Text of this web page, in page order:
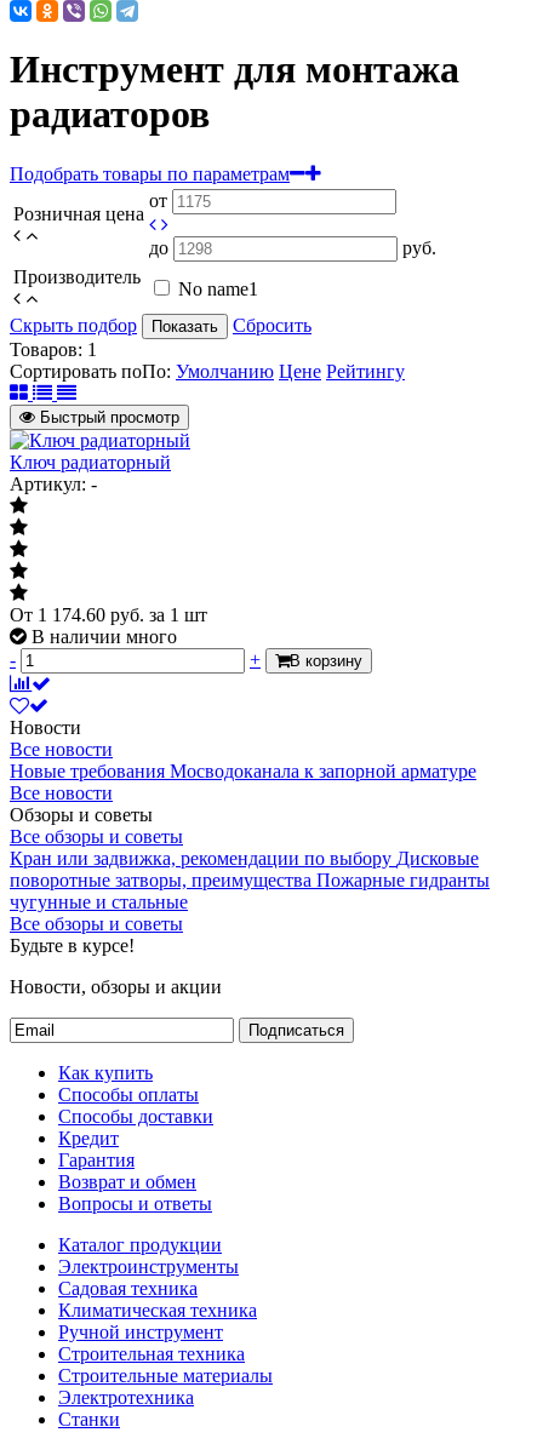
Инструмент для монтажа
радиаторов
Подобрать товары по параметрам
Розничная цена
от
до
руб.
Производитель
No name1
Скрыть подбор
Показать
Сбросить
Товаров: 1
Сортировать поПо: Умолчанию Цене Рейтингу
Быстрый просмотр
Ключ радиаторный
Артикул: -
От 1 174.60 руб. за 1 шт
В наличии много
-
+ В корзину
Новости
Все новости
Новые требования Мосводоканала к запорной арматуре
Все новости
Обзоры и советы
Все обзоры и советы
Кран или задвижка, рекомендации по выбору Дисковые
поворотные затворы, преимущества Пожарные гидранты
чугунные и стальные
Все обзоры и советы
Будьте в курсе!
Новости, обзоры и акции
Подписаться
Как купить
Способы оплаты
Способы доставки
Кредит
Гарантия
Возврат и обмен
Вопросы и ответы
Каталог продукции
Электроинструменты
Садовая техника
Климатическая техника
Ручной инструмент
Строительная техника
Строительные материалы
Электротехника
Станки